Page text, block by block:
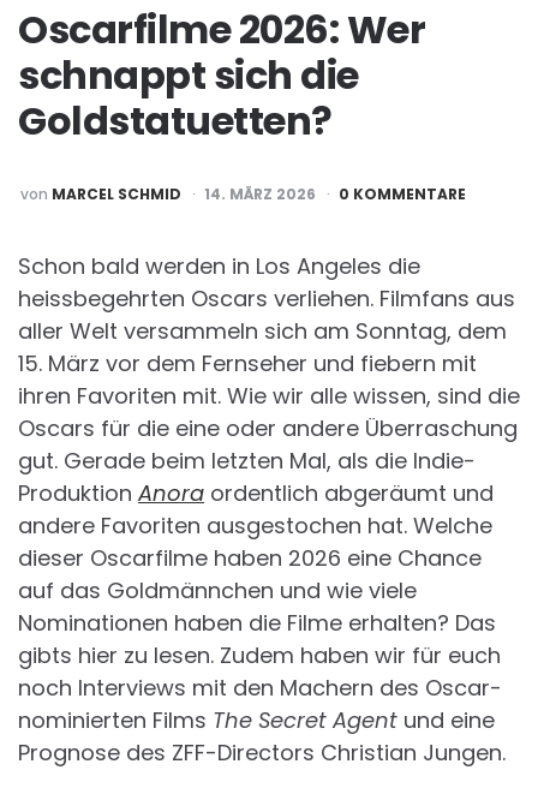
Oscarfilme 2026: Wer
schnappt sich die
Goldstatuetten?
POSTED
BY
von MARCEL SCHMID 14. MÄRZ 2026 0 KOMMENTARE
Schon bald werden in Los Angeles die
heissbegehrten Oscars verliehen. Filmfans aus
aller Welt versammeln sich am Sonntag, dem
15. März vor dem Fernseher und fiebern mit
ihren Favoriten mit. Wie wir alle wissen, sind die
Oscars für die eine oder andere Überraschung
gut. Gerade beim letzten Mal, als die Indie-
Produktion Anora ordentlich abgeräumt und
andere Favoriten ausgestochen hat. Welche
dieser Oscarfilme haben 2026 eine Chance
auf das Goldmännchen und wie viele
Nominationen haben die Filme erhalten? Das
gibts hier zu lesen. Zudem haben wir für euch
noch Interviews mit den Machern des Oscar-
nominierten Films The Secret Agent und eine
Prognose des ZFF-Directors Christian Jungen.